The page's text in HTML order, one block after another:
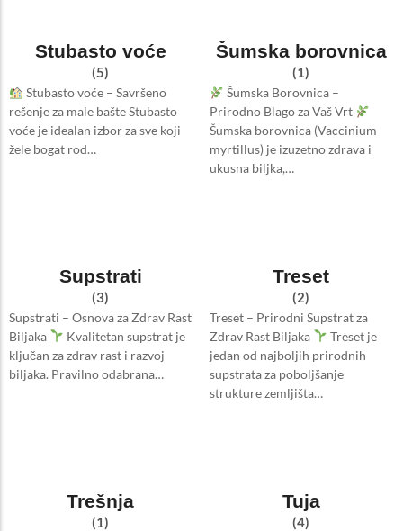
Stubasto voće
(5)
Stubasto voće – Savršeno
rešenje za male bašte Stubasto
voće je idealan izbor za sve koji
žele bogat rod…
Šumska borovnica
(1)
Šumska Borovnica –
Prirodno Blago za Vaš Vrt
Šumska borovnica (Vaccinium
myrtillus) je izuzetno zdrava i
ukusna biljka,…
Supstrati
(3)
Supstrati – Osnova za Zdrav Rast
Biljaka
Kvalitetan supstrat je
ključan za zdrav rast i razvoj
biljaka. Pravilno odabrana…
Treset
(2)
Treset – Prirodni Supstrat za
Zdrav Rast Biljaka
Treset je
jedan od najboljih prirodnih
supstrata za poboljšanje
strukture zemljišta…
Trešnja
(1)
Tuja
(4)